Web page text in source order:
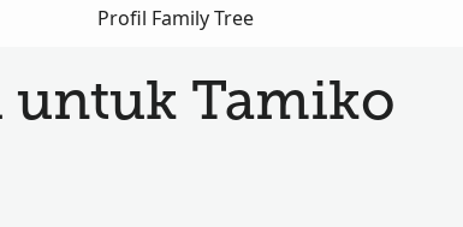
Profil Family Tree
untuk Tamiko